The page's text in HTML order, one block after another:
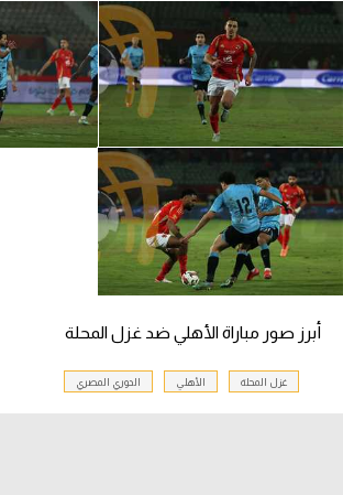
أبرز صور مباراة الأهلي ضد غزل المحلة
غزل المحلة الأهلي الدوري المصري